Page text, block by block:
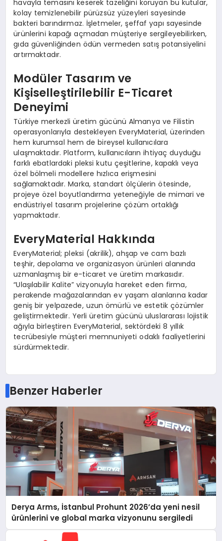
havayla temasını keserek tazeliğini koruyan bu kutular,
kolay temizlenebilir pürüzsüz yüzeyleri sayesinde
bakteri barındırmaz. İşletmeler, şeffaf yapı sayesinde
ürünlerini kapağı açmadan müşteriye sergileyebilirken,
gıda güvenliğinden ödün vermeden satış potansiyelini
artırmaktadır.
Modüler Tasarım ve
Kişiselleştirilebilir E-Ticaret
Deneyimi
Türkiye merkezli üretim gücünü Almanya ve Filistin
operasyonlarıyla destekleyen EveryMaterial, üzerinden
hem kurumsal hem de bireysel kullanıcılara
ulaşmaktadır. Platform, kullanıcıların ihtiyaç duyduğu
farklı ebatlardaki pleksi kutu çeşitlerine, kapaklı veya
özel bölmeli modellere hızlıca erişmesini
sağlamaktadır. Marka, standart ölçülerin ötesinde,
projeye özel boyutlandırma yeteneğiyle de mimari ve
endüstriyel tasarım projelerine çözüm ortaklığı
yapmaktadır.
EveryMaterial Hakkında
EveryMaterial; pleksi (akrilik), ahşap ve cam bazlı
teşhir, depolama ve organizasyon ürünleri alanında
uzmanlaşmış bir e-ticaret ve üretim markasıdır.
“Ulaşılabilir Kalite” vizyonuyla hareket eden firma,
perakende mağazalarından ev yaşam alanlarına kadar
geniş bir yelpazede, uzun ömürlü ve estetik çözümler
geliştirmektedir. Yerli üretim gücünü uluslararası lojistik
ağıyla birleştiren EveryMaterial, sektördeki 8 yıllık
tecrübesiyle müşteri memnuniyeti odaklı faaliyetlerini
sürdürmektedir.
Benzer Haberler
Derya Arms, İstanbul Prohunt 2026’da yeni nesil
ürünlerini ve global marka vizyonunu sergiledi